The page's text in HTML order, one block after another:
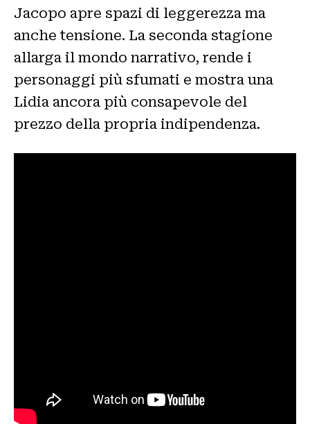
Jacopo apre spazi di leggerezza ma
anche tensione. La seconda stagione
allarga il mondo narrativo, rende i
personaggi più sfumati e mostra una
Lidia ancora più consapevole del
prezzo della propria indipendenza.